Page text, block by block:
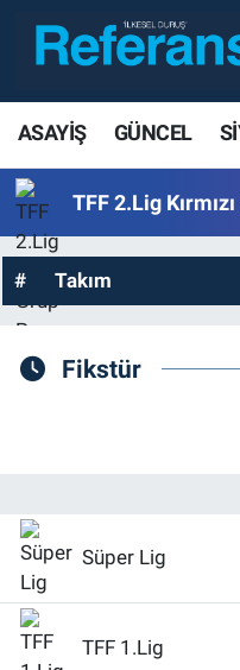
ASAYİŞ GÜNCEL
TFF 2.Lig
# Takım
Fikstür
Süper Lig
TFF 1.Lig